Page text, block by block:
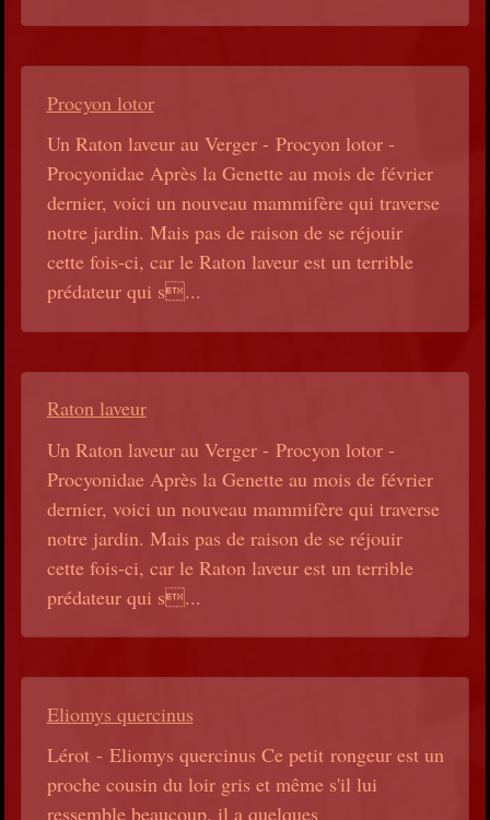
Procyon lotor
Un Raton laveur au Verger - Procyon lotor -
Procyonidae Après la Genette au mois de février
dernier, voici un nouveau mammifère qui traverse
notre jardin. Mais pas de raison de se réjouir
cette fois-ci, car le Raton laveur est un terrible
prédateur qui s...
Raton laveur
Un Raton laveur au Verger - Procyon lotor -
Procyonidae Après la Genette au mois de février
dernier, voici un nouveau mammifère qui traverse
notre jardin. Mais pas de raison de se réjouir
cette fois-ci, car le Raton laveur est un terrible
prédateur qui s...
Eliomys quercinus
Lérot - Eliomys quercinus Ce petit rongeur est un
proche cousin du loir gris et même s'il lui
ressemble beaucoup, il a quelques